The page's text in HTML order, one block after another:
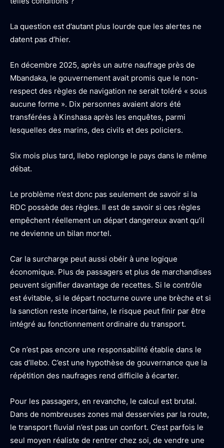
La question est d’autant plus lourde que les alertes ne
datent pas d’hier.
En décembre 2025, après un autre naufrage près de
Mbandaka, le gouvernement avait promis que le non-
respect des règles de navigation ne serait toléré « sous
aucune forme ». Dix personnes avaient alors été
transférées à Kinshasa après les enquêtes, parmi
lesquelles des marins, des civils et des policiers.
Six mois plus tard, Ilebo replonge le pays dans le même
débat.
Le problème n’est donc pas seulement de savoir si la
RDC possède des règles. Il est de savoir si ces règles
empêchent réellement un départ dangereux avant qu’il
ne devienne un bilan mortel.
Car la surcharge peut aussi obéir à une logique
économique. Plus de passagers et plus de marchandises
peuvent signifier davantage de recettes. Si le contrôle
est évitable, si le départ nocturne ouvre une brèche et si
la sanction reste incertaine, le risque peut finir par être
intégré au fonctionnement ordinaire du transport.
Ce n’est pas encore une responsabilité établie dans le
cas d’Ilebo. C’est une hypothèse de gouvernance que la
répétition des naufrages rend difficile à écarter.
Pour les passagers, en revanche, le calcul est brutal.
Dans de nombreuses zones mal desservies par la route,
le transport fluvial n’est pas un confort. C’est parfois le
seul moyen réaliste de rentrer chez soi, de vendre une